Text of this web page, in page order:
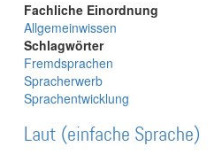
Fachliche Einordnung
Allgemeinwissen
Schlagwörter
Fremdsprachen
Spracherwerb
Sprachentwicklung
Laut (einfache Sprache)